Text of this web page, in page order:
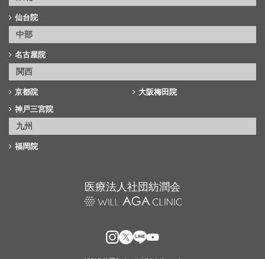
仙台院
中部
名古屋院
関西
京都院
大阪梅田院
神戸三宮院
九州
福岡院
医療法人社団紡潤会